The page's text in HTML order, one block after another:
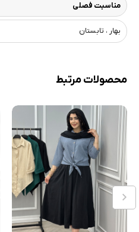
مناسبت فصلی
بهار ، تابستان
محصولات مرتبط